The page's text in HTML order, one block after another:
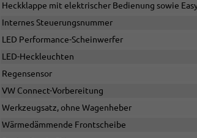
Heckklappe mit elektrischer Bedienung sowie
Internes Steuerungsnummer
LED Performance-Scheinwerfer
LED-Heckleuchten
Regensensor
VW Connect-Vorbereitung
Werkzeugsatz, ohne Wagenheber
Wärmedämmende Frontscheibe